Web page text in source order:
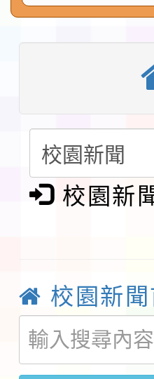
告(不再
賽實施
程安排
「桃園
展演活
請一案
教育部
報
淨零綠領
檢送桃
程
函轉國
鎮韌性
速演練
「115年
法」
本校115
校園新
校園新